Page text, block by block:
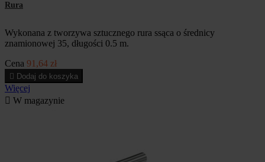
Rura
Wykonana z tworzywa sztucznego rura ssąca o średnicy
znamionowej 35, długości 0.5 m.
Cena 91,64 zł
 Dodaj do koszyka
Więcej
 W magazynie